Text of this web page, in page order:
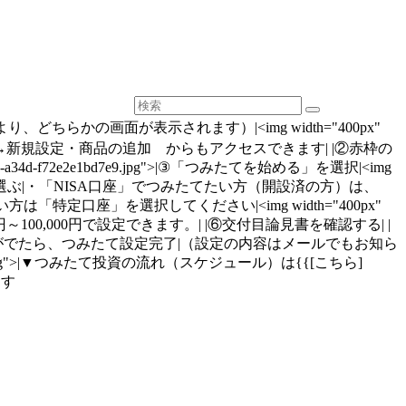
り、どちらかの画面が表示されます）|<img width="400px"
→新規設定・商品の追加 からもアクセスできます| |②赤枠の
a34d-f72e2e1bd7e9.jpg">|③「つみたてを始める」を選択|<img
ぶ|・「NISA口座」でつみたてたい方（開設済の方）は、
は「特定口座」を選択してください|<img width="400px"
～100,000円で設定できます。| |⑥交付目論見書を確認する| |
たら、つみたて設定完了|（設定の内容はメールでもお知ら
つみたて投資の流れ（スケジュール）は{{[こちら]